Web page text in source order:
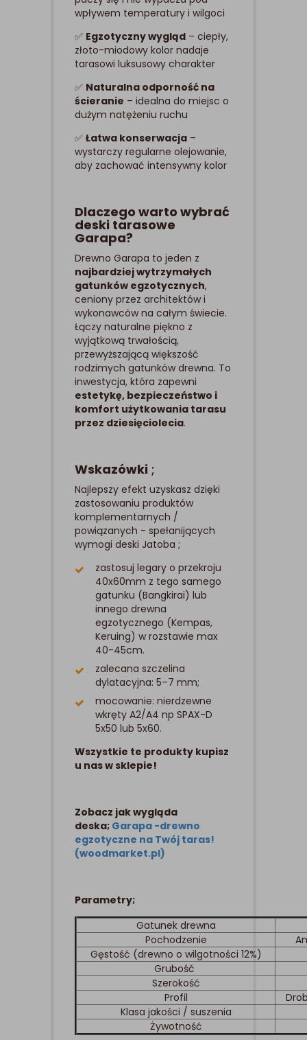
wpływem temperatury i wilgoci
✅ Egzotyczny wygląd – ciepły,
złoto-miodowy kolor nadaje
tarasowi luksusowy charakter
✅ Naturalna odporność na
ścieranie – idealna do miejsc o
dużym natężeniu ruchu
✅ Łatwa konserwacja –
wystarczy regularne olejowanie,
aby zachować intensywny kolor
Dlaczego warto wybrać
deski tarasowe
Garapa?
Drewno Garapa to jeden z
najbardziej wytrzymałych
gatunków egzotycznych,
ceniony przez architektów i
wykonawców na całym świecie.
Łączy naturalne piękno z
wyjątkową trwałością,
przewyższającą większość
rodzimych gatunków drewna. To
inwestycja, która zapewni
estetykę, bezpieczeństwo i
komfort użytkowania tarasu
przez dziesięciolecia.
Wskazówki ;
Najlepszy efekt uzyskasz dzięki
zastosowaniu produktów
komplementarnych /
powiązanych - spełanijących
wymogi deski Jatoba ;
zastosuj legary o przekroju
40x60mm z tego samego
gatunku (Bangkirai) lub
innego drewna
egzotycznego (Kempas,
Keruing) w rozstawie max
40-45cm.
zalecana szczelina
dylatacyjna: 5–7 mm;
mocowanie: nierdzewne
wkręty A2/A4 np SPAX-D
5x50 lub 5x60.
Wszystkie te produkty kupisz
u nas w sklepie!
Zobacz jak wygląda
deska; Garapa -drewno
egzotyczne na Twój taras!
(woodmarket.pl)
Parametry;
Gatunek drewna
Pochodzenie
Gęstość (drewno o wilgotności 12%)
Grubość
Szerokość
Profil
Klasa jakości / suszenia
Żywotność